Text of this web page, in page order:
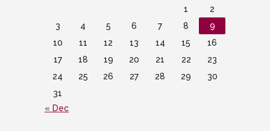
1
2
3
4 5 6 7 8
9
10
11 12 13 14 15
16
17
18 19 20 21 22
23
24
25 26 27 28 29
30
31
« Dec